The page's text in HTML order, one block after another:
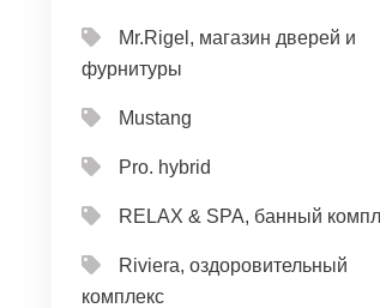
Mr.Rigel, магазин дверей и
фурнитуры
Mustang
Pro. hybrid
RELAX & SPA, банный
Riviera, оздоровительный
комплекс